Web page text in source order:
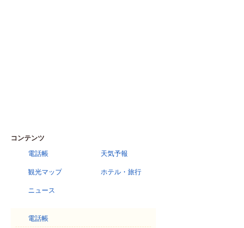
コンテンツ
電話帳
天気予報
観光マップ ホテル・旅行
ニュース
電話帳